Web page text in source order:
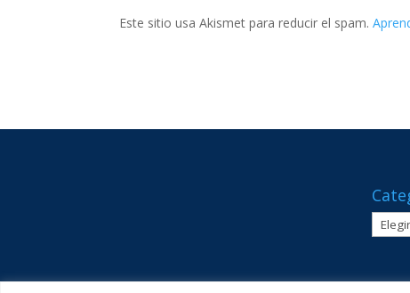
Este sitio usa Akismet para reducir el spam.